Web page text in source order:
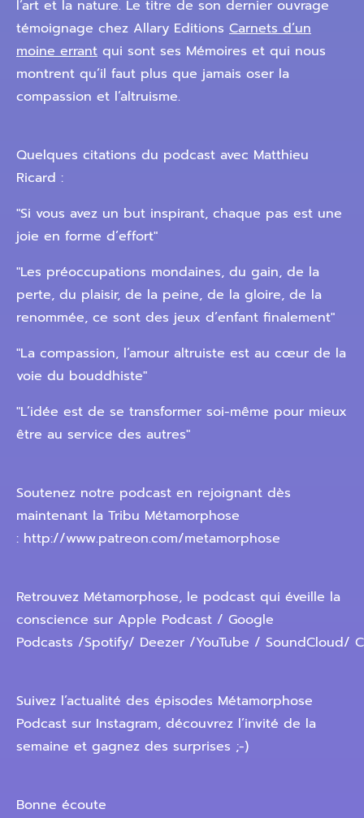
l’art et la nature. Le titre de son dernier ouvrage
témoignage chez Allary Editions Carnets d’un
moine errant qui sont ses Mémoires et qui nous
montrent qu’il faut plus que jamais oser la
compassion et l’altruisme.
Quelques citations du podcast avec Matthieu
Ricard :
"Si vous avez un but inspirant, chaque pas est une
joie en forme d’effort"
"Les préoccupations mondaines, du gain, de la
perte, du plaisir, de la peine, de la gloire, de la
renommée, ce sont des jeux d’enfant finalement"
"La compassion, l’amour altruiste est au cœur de la
voie du bouddhiste"
"L’idée est de se transformer soi-même pour mieux
être au service des autres"
Soutenez notre podcast en rejoignant dès
maintenant la Tribu Métamorphose
: http://www.patreon.com/metamorphose
Retrouvez Métamorphose, le podcast qui éveille la
conscience sur Apple Podcast / Google
Podcasts /Spotify/ Deezer /YouTube / SoundCloud/
Suivez l’actualité des épisodes Métamorphose
Podcast sur Instagram, découvrez l’invité de la
semaine et gagnez des surprises ;-)
Bonne écoute